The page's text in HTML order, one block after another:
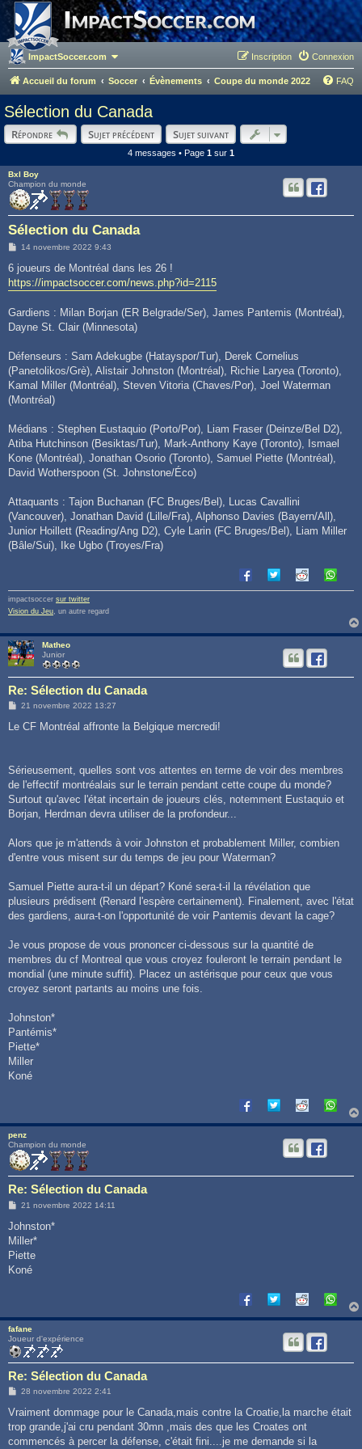
ImpactSoccer.com Connexion
Inscription
Accueil du forum Soccer Évènements Coupe du monde 2022 FAQ
Sélection du Canada
Répondre Sujet précédent Sujet suivant
4 messages • Page 1 sur 1
Bxl Boy
Champion du monde
Sélection du Canada
M
s
s
a
14 novembre 2022 9:43
6 joueurs de Montréal dans les 26 !
https://impactsoccer.com/news.php?id=2115
Gardiens : Milan Borjan (ER Belgrade/Ser), James Pantemis (Montréal),
Dayne St. Clair (Minnesota)
Défenseurs : Sam Adekugbe (Hatayspor/Tur), Derek Cornelius
(Panetolikos/Grè), Alistair Johnston (Montréal), Richie Laryea (Toronto),
Kamal Miller (Montréal), Steven Vitoria (Chaves/Por), Joel Waterman
(Montréal)
Médians : Stephen Eustaquio (Porto/Por), Liam Fraser (Deinze/Bel D2),
Atiba Hutchinson (Besiktas/Tur), Mark-Anthony Kaye (Toronto), Ismael
Kone (Montréal), Jonathan Osorio (Toronto), Samuel Piette (Montréal),
David Wotherspoon (St. Johnstone/Éco)
Attaquants : Tajon Buchanan (FC Bruges/Bel), Lucas Cavallini
(Vancouver), Jonathan David (Lille/Fra), Alphonso Davies (Bayern/All),
Junior Hoillett (Reading/Ang D2), Cyle Larin (FC Bruges/Bel), Liam Miller
(Bâle/Sui), Ike Ugbo (Troyes/Fra)
impactsoccer sur twitter
Vision du Jeu , un autre regard
Matheo
Junior
Re: Sélection du Canada
M
s
21 novembre 2022 13:27
Le CF Montréal affronte la Belgique mercredi!
Sérieusement, quelles sont vos attentes en terme de voir des membres
de l'effectif montréalais sur le terrain pendant cette coupe du monde?
Surtout qu'avec l'état incertain de joueurs clés, notemment Eustaquio et
Borjan, Herdman devra utiliser de la profondeur...
Alors que je m'attends à voir Johnston et probablement Miller, combien
d'entre vous misent sur du temps de jeu pour Waterman?
Samuel Piette aura-t-il un départ? Koné sera-t-il la révélation que
plusieurs prédisent (Renard l'espère certainement). Finalement, avec l'état
des gardiens, aura-t-on l'opportunité de voir Pantemis devant la cage?
Je vous propose de vous prononcer ci-dessous sur la quantité de
membres du cf Montreal que vous croyez fouleront le terrain pendant le
mondial (une minute suffit). Placez un astérisque pour ceux que vous
croyez seront partants au moins une fois.
Johnston*
Pantémis*
Piette*
Miller
Koné
penz
Champion du monde
Re: Sélection du Canada
M
s
a
g
21 novembre 2022 14:11
Johnston*
Miller*
Piette
Koné
fafane
Joueur d'expérience
Re: Sélection du Canada
M
s
a
g
28 novembre 2022 2:41
Vraiment dommage pour le Canada,mais contre la Croatie,la marche était
trop grande,j'ai cru pendant 30mn ,mais des que les Croates ont
commencés à percer la défense, c'était fini....je me demande si la